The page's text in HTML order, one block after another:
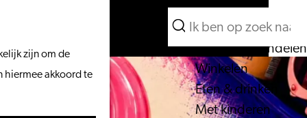
zijn om de
hiermee akkoord te
Menu
Zoeken
Wat te doen
Vanaf het water
Fietsen & wandelen
Winkelen
Eten & drinken
Met kinderen
Zoeken